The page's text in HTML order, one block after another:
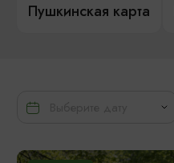
Пушкинская карта